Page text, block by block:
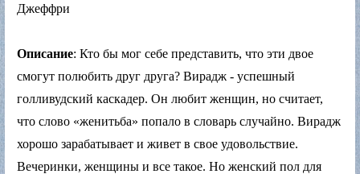
Джеффри
Описание: Кто бы мог себе представить, что эти двое
смогут полюбить друг друга? Вирадж - успешный
голливудский каскадер. Он любит женщин, но считает,
что слово «женитьба» попало в словарь случайно. Вирадж
хорошо зарабатывает и живет в свое удовольствие.
Вечеринки, женщины и все такое. Но женский пол для